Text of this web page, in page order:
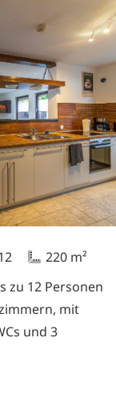
220 m²
zu 12 Personen
mit
und 3